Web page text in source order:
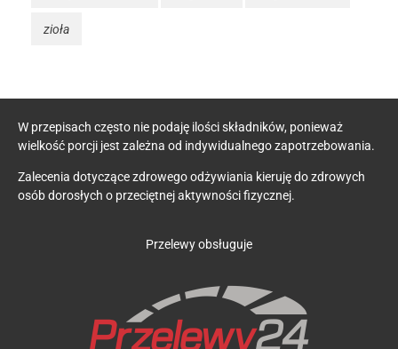
zioła
W przepisach często nie podaję ilości składników, ponieważ
wielkość porcji jest zależna od indywidualnego zapotrzebowania.
Zalecenia dotyczące zdrowego odżywiania kieruję do zdrowych
osób dorosłych o przeciętnej aktywności fizycznej.
Przelewy obsługuje